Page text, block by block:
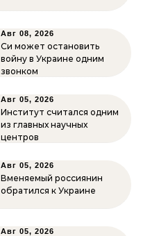
Авг 08, 2026
Си может остановить
войну в Украине одним
звонком
Авг 05, 2026
Институт считался одним
из главных научных
центров
Авг 05, 2026
Вменяемый россиянин
обратился к Украине
Авг 05, 2026